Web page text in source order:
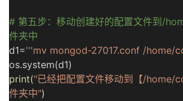
# 第五步：移动创建好的配置文件到/
件夹中
d1='''mv mongod-27017.conf /home/
os.system(d1)
print("已经把配置文件移动到【/home/
件夹中")